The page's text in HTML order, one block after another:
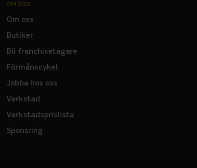
OM OSS
Om oss
Butiker
Bli franchisetagare
Förmånscykel
Jobba hos oss
Verkstad
Verkstadsprislista
Sponsring